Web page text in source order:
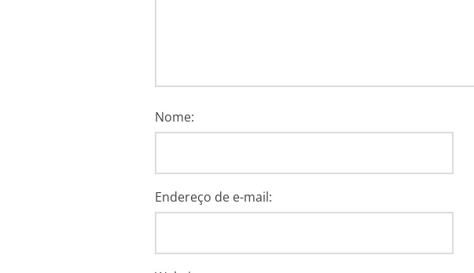
Nome:
Endereço de e-mail: